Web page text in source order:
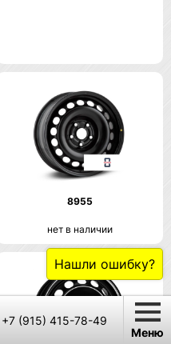
8955
нет в наличии
+7 (915) 415-78-49
Меню
Нашли ошибку?